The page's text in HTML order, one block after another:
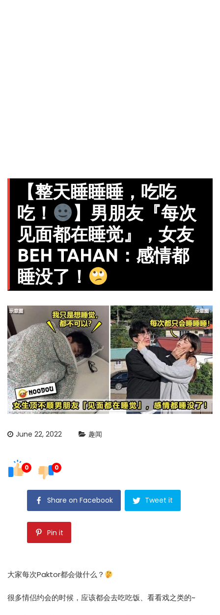
【整天睡睡睡，吃吃
吃！
】男朋友『每次
见面都在睡觉』，女友
BEH TAHAN：感情都
睡没了！
June 22, 2022 趣闻
0 0
Share on Facebook Tweet it
Pin it
大家每次Paktor都会做什么？
很多情侣约会的时候，应该都会去吃吃饭、看看戏之类的~